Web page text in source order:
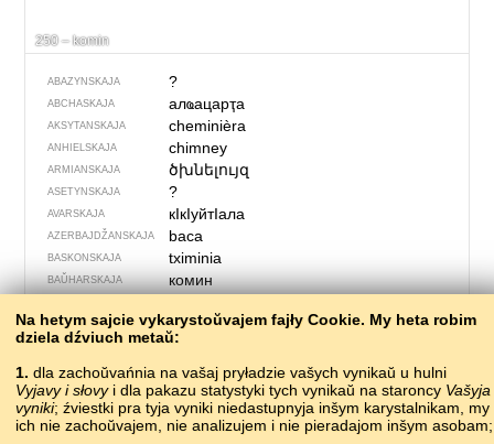
250 – komin
ABAZYNSKAJA ?
ABCHASKAJA алҩацарҭа
AKSYTANSKAJA cheminièra
ANHIELSKAJA chimney
ARMIANSKAJA ծխնելույզ
ASETYNSKAJA ?
AVARSKAJA кIкIуйтIала
AZERBAJDŽAN­SKAJA baca
BASKONSKAJA tximinia
BAŬHARSKAJA комин
ČESKAJA komín
CHARVACKAJA dimnjak
DACKAJA skorsten
ERZIANSKAJA качамонь турба
ESPERANTA kamentubo
ESTONSKAJA korsten
Na hetym sajcie vykarystoŭvajem fajły Cookie. My heta robim
dziela dźviuch metaŭ:
1. dla zachoŭvańnia na vašaj pryładzie vašych vynikaŭ u hulni
Vyjavy i słovyi dla pakazu statystyki tych vynikaŭ na staroncy Vašyja
vyniki; źviestki pra tyja vyniki niedastupnyja inšym karystalnikam, my
ich nie zachoŭvajem, nie analizujem i nie pieradajom inšym asobam;